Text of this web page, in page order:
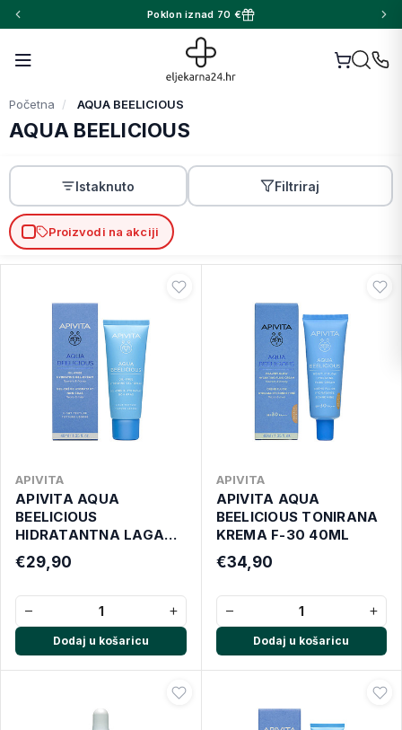
Poklon iznad 70 €
Početna AQUA BEELICIOUS
AQUA BEELICIOUS
Istaknuto Filtriraj
Proizvodi na akciji
APIVITA
APIVITA AQUA
BEELICIOUS
HIDRATANTNA LAGANA
KREMA 40 ML
€29,90
− +
Dodaj u košaricu
APIVITA
APIVITA AQUA
BEELICIOUS TONIRANA
KREMA F-30 40ML
€34,90
− +
Dodaj u košaricu